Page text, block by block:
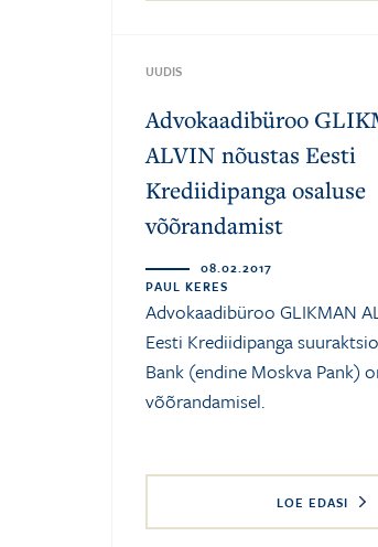
UUDIS
Advokaadibüroo
ALVIN nõustas Eesti
Krediidipanga osaluse
võõrandamist
08.02.2017
PAUL KERES
Advokaadibüroo GLIKMAN
Eesti Krediidipanga
Bank (endine Moskva Pank)
võõrandamisel.
LOE EDASI